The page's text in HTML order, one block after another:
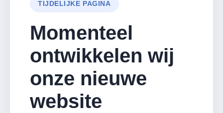
TIJDELIJKE PAGINA
Momenteel
ontwikkelen wij
onze nieuwe
website